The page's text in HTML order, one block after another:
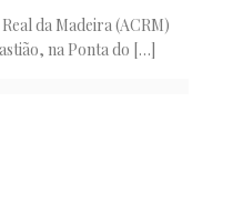
da Madeira (ACRM)
na Ponta do […]